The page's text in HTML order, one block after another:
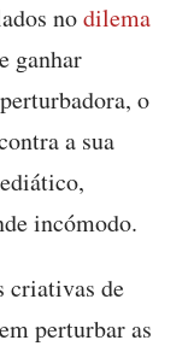
nodilema
ganhar
o
a sua
incómodo.
criativas de
perturbar as